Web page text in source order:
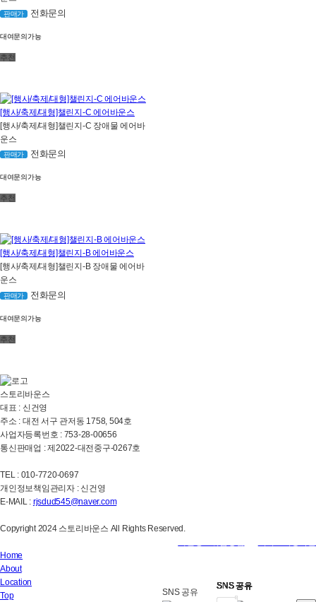
SNS 공유
SNS 공유
SNS 공유
SNS 공유
SNS 공유
SNS 공유
SNS 공유
SNS 공유
SNS 공유
SNS 공유
SNS 공유
판매가 전화문의
대여문의가능
추천
SNS 공유
[행사/축제/대형]챌린지-C 에어바운스
[행사/축제/대형]챌린지-C 장애물 에어바
운스
판매가 전화문의
대여문의가능
추천
SNS 공유
[행사/축제/대형]챌린지-B 에어바운스
[행사/축제/대형]챌린지-B 장애물 에어바
운스
판매가 전화문의
대여문의가능
추천
스토리바운스
대표 : 신건영
주소 : 대전 서구 관저동 1758, 504호
사업자등록번호 : 753-28-00656
통신판매업 : 제2022-대전중구-0267호
TEL : 010-7720-0697
개인정보책임관리자 : 신건영
E-MAIL : rjsdud545@naver.com
Copyright 2024 스토리바운스 All Rights Reserved.
Home
About
Location
Top